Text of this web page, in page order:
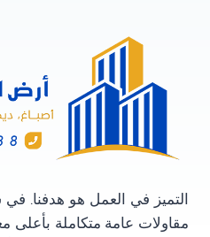
التميز في العمل هو هدفنا.
مقاولات عامة متكاملة بأعلى